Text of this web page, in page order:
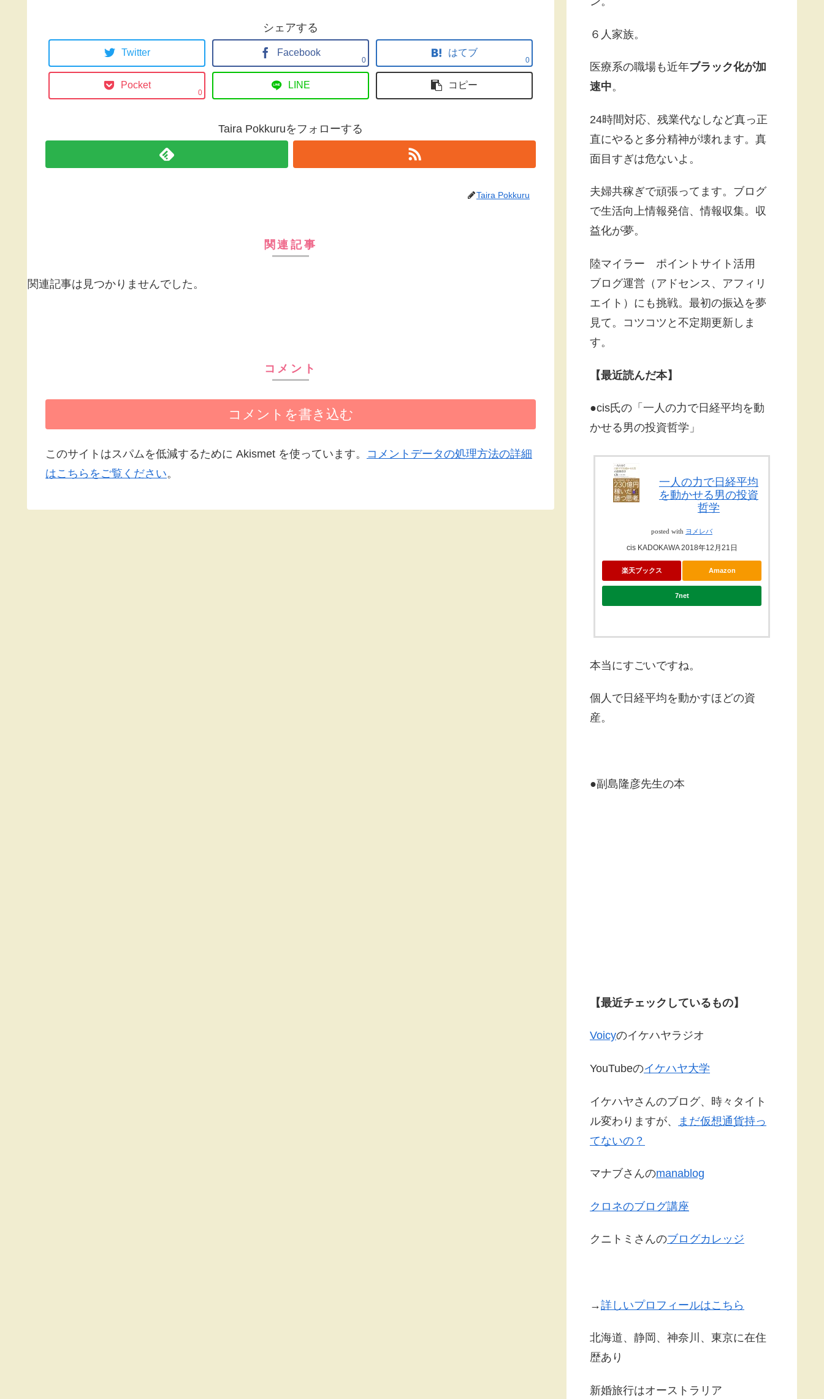
シェアする
Twitter Facebook
0
はてブ
0
Pocket
0
LINE コピー
Taira Pokkuruをフォローする
Taira Pokkuru
関連記事
関連記事は見つかりませんでした。
コメント
コメントを書き込む
このサイトはスパムを低減するために Akismet を使っています。 コメントデータの処理方法の詳細
はこちらをご覧ください。
６人家族。
医療系の職場も近年ブラック化が加
速中。
24時間対応、残業代なしなど真っ正
直にやると多分精神が壊れます。真
面目すぎは危ないよ。
夫婦共稼ぎで頑張ってます。ブログ
で生活向上情報発信、情報収集。収
益化が夢。
陸マイラー ポイントサイト活用
ブログ運営（アドセンス、アフィリ
エイト）にも挑戦。最初の振込を夢
見て。コツコツと不定期更新しま
す。
【最近読んだ本】
●cis氏の「一人の力で日経平均を動
かせる男の投資哲学」
一人の力で日経平均
を動かせる男の投資
哲学
posted with ヨメレバ
cis KADOKAWA 2018年12月21日
楽天ブックス Amazon
7net
本当にすごいですね。
個人で日経平均を動かすほどの資
産。
●副島隆彦先生の本
【最近チェックしているもの】
Voicyのイケハヤラジオ
YouTubeのイケハヤ大学
イケハヤさんのブログ、時々タイト
ル変わりますが、
まだ仮想通貨持っ
てないの？
マナブさんのmanablog
クロネのブログ講座
クニトミさんのブログカレッジ
→詳しいプロフィールはこちら
北海道、静岡、神奈川、東京に在住
歴あり
新婚旅行はオーストラリア